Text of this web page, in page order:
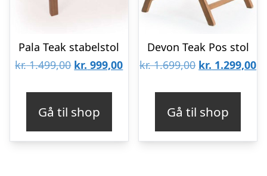
Pala Teak stabelstol
kr.1.499,00 Den
var:
kr. 1.499,00.
kr. 999,00Den
kr. 999,00.
Gå til shop
Devon Teak Pos stol
kr.1.699,00 Den
var:
kr. 1.699,00.
kr. 1.299,00
Gå til shop